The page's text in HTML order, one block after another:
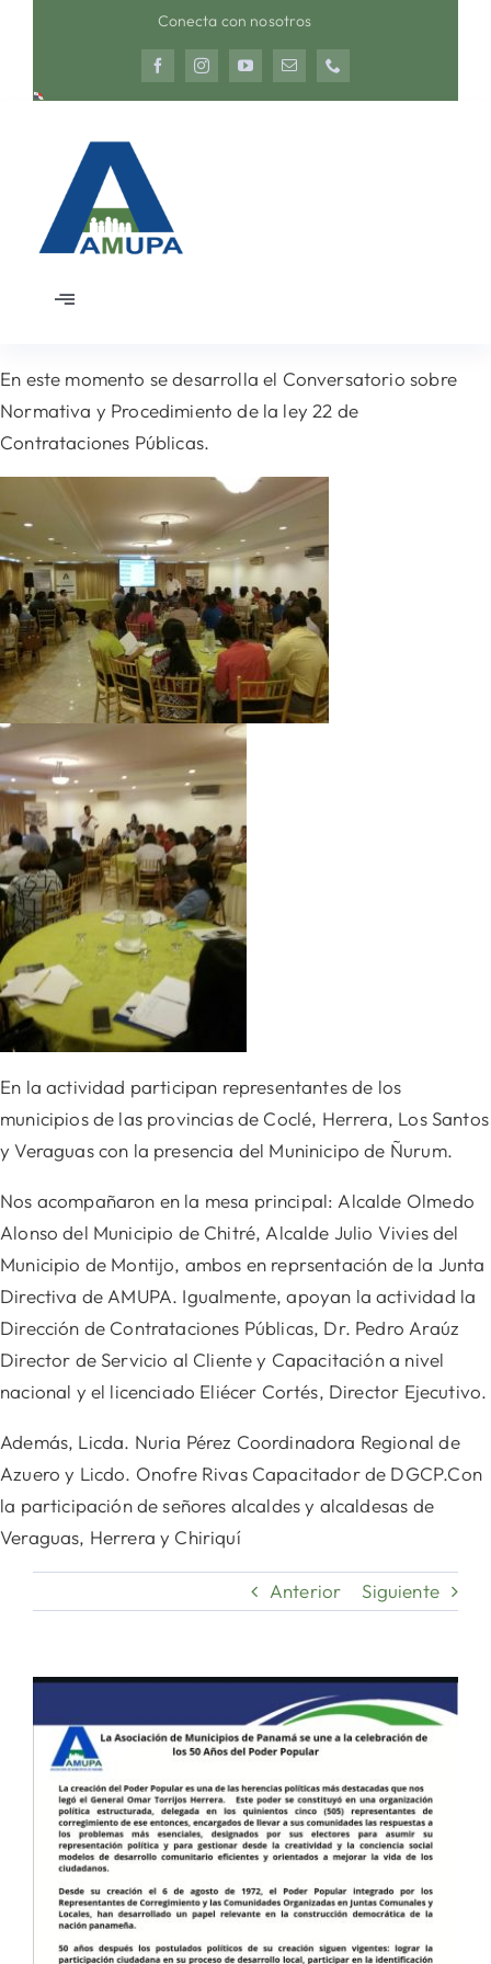
Conecta con nosotros
Toggle
Nosotros
Directorio de Autoridades
Biblioteca
Últimas Noticias
Aplicaciones
En este momento se desarrolla el Conversatorio sobre
Normativa y Procedimiento de la ley 22 de
Contrataciones Públicas.
En la actividad participan representantes de los
municipios de las provincias de Coclé, Herrera, Los Santos
y Veraguas con la presencia del Muninicipo de Ñurum.
Nos acompañaron en la mesa principal: Alcalde Olmedo
Alonso del Municipio de Chitré, Alcalde Julio Vivies del
Municipio de Montijo, ambos en reprsentación de la Junta
Directiva de AMUPA. Igualmente, apoyan la actividad la
Dirección de Contrataciones Públicas, Dr. Pedro Araúz
Director de Servicio al Cliente y Capacitación a nivel
nacional y el licenciado Eliécer Cortés, Director Ejecutivo.
Además, Licda. Nuria Pérez Coordinadora Regional de
Azuero y Licdo. Onofre Rivas Capacitador de DGCP.Con
la participación de señores alcaldes y alcaldesas de
Veraguas, Herrera y Chiriquí
Anterior Siguiente
imagen
más
grande